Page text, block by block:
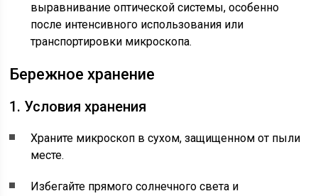
выравнивание оптической системы, особенно
после интенсивного использования или
транспортировки микроскопа.
Бережное хранение
1. Условия хранения
Храните микроскоп в сухом, защищенном от пыли
месте.
Избегайте прямого солнечного света и